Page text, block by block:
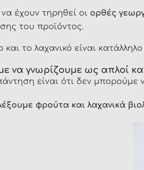
να έχουν τηρηθεί οι ορθές
του προϊόντος.
και το λαχανικό είναι
να γνωρίζουμε ως απλοί
είναι ότι δεν μπορούμε
φρούτα και λαχανικά